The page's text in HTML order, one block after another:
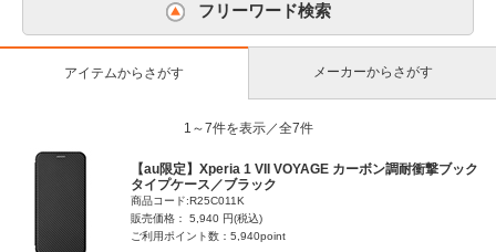
フリーワード検索
アイテムからさがす メーカーからさがす
1～7件を表示／全7件
【au限定】Xperia 1 VII VOYAGE カーボン調耐衝撃ブック
タイプケース／ブラック
商品コード:R25C011K
販売価格： 5,940 円(税込)
ご利用ポイント数：5,940point